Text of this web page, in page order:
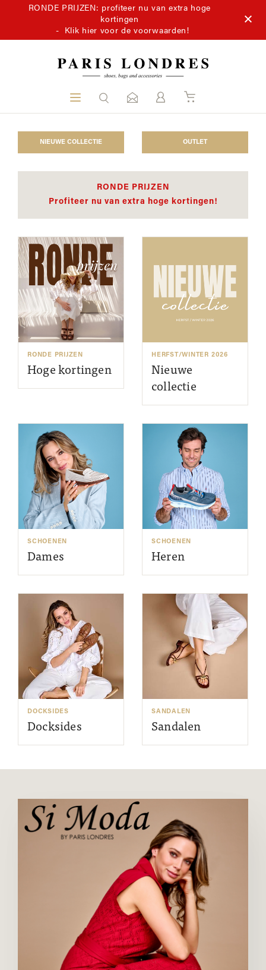
RONDE PRIJZEN: profiteer nu van extra hoge
kortingen
- Klik hier voor de voorwaarden!
NIEUWE COLLECTIE OUTLET
RONDE PRIJZEN
Profiteer nu van extra hoge kortingen!
RONDE PRIJZEN
Hoge kortingen
HERFST/WINTER 2026
Nieuwe
collectie
SCHOENEN
Dames
SCHOENEN
Heren
DOCKSIDES
Docksides
SANDALEN
Sandalen